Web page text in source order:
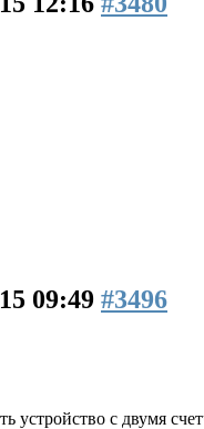
09:49 #3496
устройство с двумя